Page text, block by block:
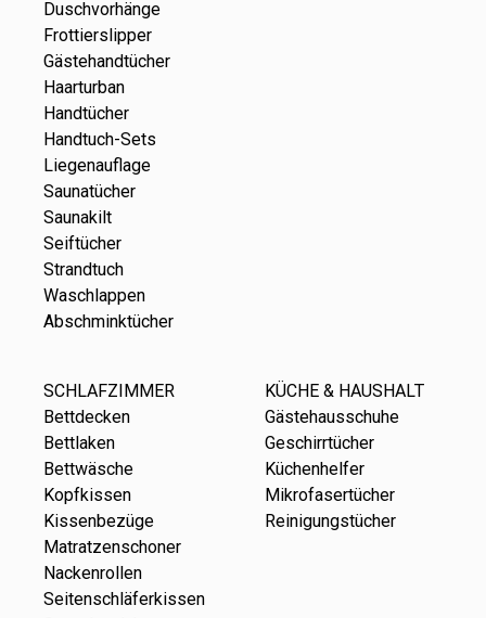
Duschvorhänge
Frottierslipper
Gästehandtücher
Haarturban
Handtücher
Handtuch-Sets
Liegenauflage
Saunatücher
Saunakilt
Seiftücher
Strandtuch
Waschlappen
Abschminktücher
SCHLAFZIMMER
Bettdecken
Bettlaken
Bettwäsche
Kopfkissen
Kissenbezüge
Matratzenschoner
Nackenrollen
Seitenschläferkissen
KÜCHE & HAUSHALT
Gästehausschuhe
Geschirrtücher
Küchenhelfer
Mikrofasertücher
Reinigungstücher